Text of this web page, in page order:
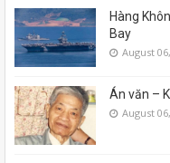
Hàng
Bay
August
Án văn –
August